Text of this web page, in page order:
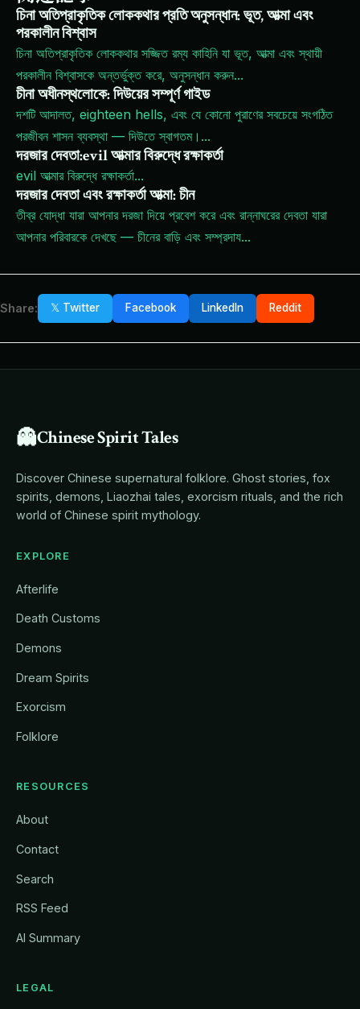
চিনা অতিপ্রাকৃতিক লোককথার প্রতি অনুসন্ধান: ভূত, আত্মা এবং
পরকালীন বিশ্বাস
চিনা অতিপ্রাকৃতিক লোককথার সজ্জিত রম্য কাহিনি যা ভূত, আত্মা এবং স্থায়ী
পরকালীন বিশ্বাসকে অন্তর্ভুক্ত করে, অনুসন্ধান করুন...
চীনা অধীনস্থলোকে: দিউয়ের সম্পূর্ণ গাইড
দশটি আদালত, eighteen hells, এবং যে কোনো পুরাণের সবচেয়ে সংগঠিত
পরজীবন শাসন ব্যবস্থা — দিউতে স্বাগতম। ...
দরজার দেবতা:evil আত্মার বিরুদ্ধে রক্ষাকর্তা
evil আত্মার বিরুদ্ধে রক্ষাকর্তা...
দরজার দেবতা এবং রক্ষাকর্তা আত্মা: চীন
তীব্র যোদ্ধা যারা আপনার দরজা দিয়ে প্রবেশ করে এবং রান্নাঘরের দেবতা যারা
আপনার পরিবারকে দেখছে — চীনের বাড়ি এবং সম্প্রদায...
Share: 𝕏 Twitter Facebook LinkedIn Reddit
👻Chinese Spirit Tales
Discover Chinese supernatural folklore. Ghost stories, fox
spirits, demons, Liaozhai tales, exorcism rituals, and the rich
world of Chinese spirit mythology.
EXPLORE
Afterlife
Death Customs
Demons
Dream Spirits
Exorcism
Folklore
RESOURCES
About
Contact
Search
RSS Feed
AI Summary
LEGAL